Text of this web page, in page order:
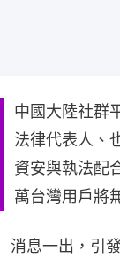
中國大陸社群
法律代表人、
資安與執法配
萬台灣用戶將
消息一出，引